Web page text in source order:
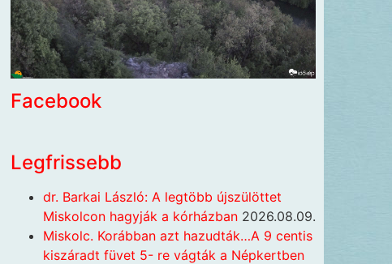
Facebook
Legfrissebb
dr. Barkai László: A legtöbb újszülöttet
Miskolcon hagyják a kórházban 2026.08.09.
Miskolc. Korábban azt hazudták…A 9 centis
kiszáradt füvet 5- re vágták a Népkertben